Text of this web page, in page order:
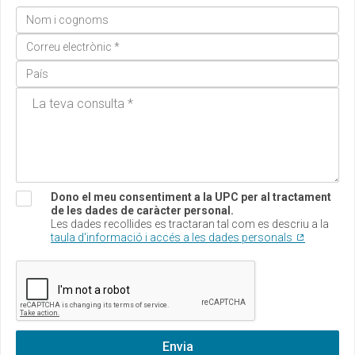
Dono el meu consentiment a la UPC per al tractament
de les dades de caràcter personal.
Les dades recollides es tractaran tal com es descriu a la
taula d'informació i accés a les dades personals
Envia